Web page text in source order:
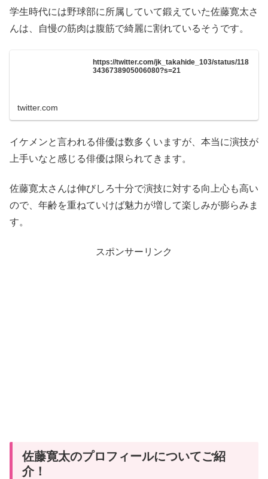
学生時代には野球部に所属していて鍛えていた佐藤寛太さ
んは、自慢の筋肉は腹筋で綺麗に割れているそうです。
https://twitter.com/jk_takahide_103/status/118
3436738905006080?s=21
twitter.com
イケメンと言われる俳優は数多くいますが、本当に演技が
上手いなと感じる俳優は限られてきます。
佐藤寛太さんは伸びしろ十分で演技に対する向上心も高い
ので、年齢を重ねていけば魅力が増して楽しみが膨らみま
す。
スポンサーリンク
佐藤寛太のプロフィールについてご紹
介！